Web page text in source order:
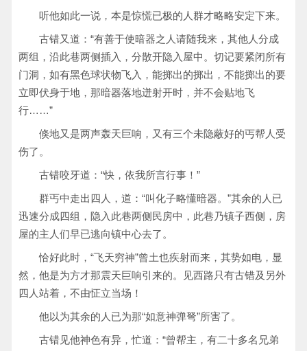
听他如此一说，本是惊慌已极的人群才略略安定下来。
古错又道：“有善于使暗器之人请随我来，其他人分成
两组，沿此巷两侧插入，分散开隐入屋中。切记要紧闭所有
门洞，如有黑色球状物飞入，能掷出的掷出，不能掷出的要
立即伏身于地，那暗器落地迸射开时，并不会贴地飞
行……”
倏地又是两声轰天巨响，又有三个未隐蔽好的丐帮人受
伤了。
古错咬牙道：“快，依我所言行事！”
群丐中走出四人，道：“叫化子略懂暗器。”其余的人已
迅速分成四组，隐入此巷两侧民房中，此巷乃镇子西侧，房
屋的主人们早已逃向镇中心去了。
恰好此时，“飞天穷神”曾土也疾射而来，其势如电，显
然，他是为方才那震天巨响引来的。见西路只有古错及另外
四人站着，不由怔立当场！
他以为其余的人已为那“如意神弹弩”所害了。
古错见他神色有异，忙道：“曾帮主，有二十多名兄弟